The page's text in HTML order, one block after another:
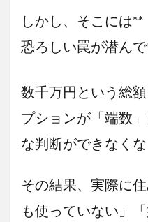
しかし、そこには
恐ろしい罠が潜んで
数千万円という総
プションが「端数
な判断ができなくな
その結果、実際に
も使っていない」